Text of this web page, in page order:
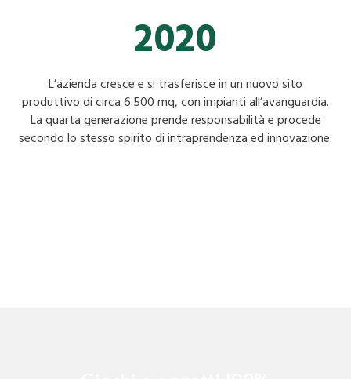
2020
L’azienda cresce e si trasferisce in un nuovo sito
produttivo di circa 6.500 mq, con impianti all’avanguardia.
La quarta generazione prende responsabilità e procede
secondo lo stesso spirito di intraprendenza ed innovazione.